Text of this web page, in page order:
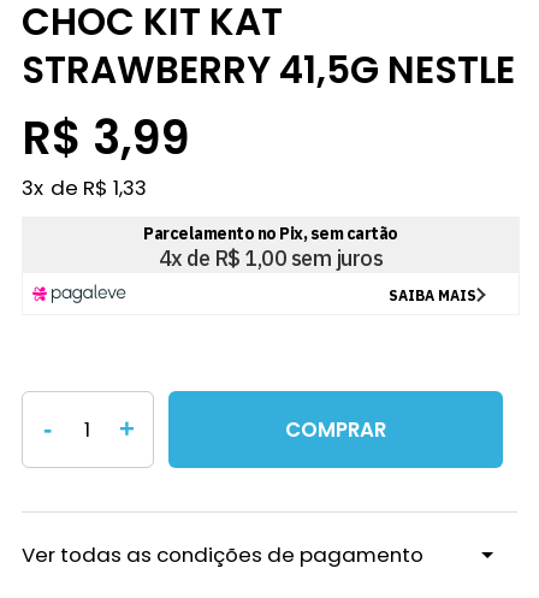
CHOC KIT KAT
STRAWBERRY 41,5G NESTLE
R$ 3,99
3x R$ 1,33
- + COMPRAR
Ver todas as condições de pagamento